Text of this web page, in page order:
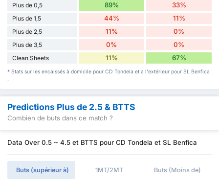
Plus de 0,5
89% 33%
Plus de 1,5 44% 11%
Plus de 2,5 11% 0%
Plus de 3,5 0% 0%
Clean Sheets 11% 67%
* Stats sur les encaissés à domicile pour CD Tondela et a l'extérieur pour SL Benfica
.
Predictions Plus de 2.5 & BTTS
Combien de buts dans ce match ?
Data Over 0.5 ~ 4.5 et BTTS pour CD Tondela et SL Benfica
Buts (supérieur à) 1MT/2MT Buts (Moins de)